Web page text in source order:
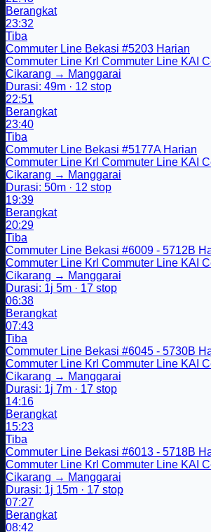
Berangkat
23:32
Tiba
Commuter Line Bekasi #5203 Harian
Commuter Line Krl Commuter Line KAI
Cikarang → Manggarai
Durasi: 49m · 12 stop
22:51
Berangkat
23:40
Tiba
Commuter Line Bekasi #5177A Harian
Commuter Line Krl Commuter Line KAI
Cikarang → Manggarai
Durasi: 50m · 12 stop
19:39
Berangkat
20:29
Tiba
Commuter Line Bekasi #6009 - 5712B
Commuter Line Krl Commuter Line KAI
Cikarang → Manggarai
Durasi: 1j 5m · 17 stop
06:38
Berangkat
07:43
Tiba
Commuter Line Bekasi #6045 - 5730B
Commuter Line Krl Commuter Line KAI
Cikarang → Manggarai
Durasi: 1j 7m · 17 stop
14:16
Berangkat
15:23
Tiba
Commuter Line Bekasi #6013 - 5718B
Commuter Line Krl Commuter Line KAI
Cikarang → Manggarai
Durasi: 1j 15m · 17 stop
07:27
Berangkat
08:42